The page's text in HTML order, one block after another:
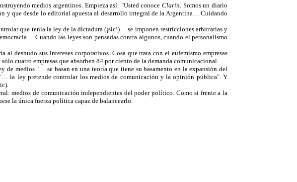
medios argentinos. Empieza así: "Usted conoceClarín. Somos un diario
y que desde lo editorial apuesta al desarrollo integral de la Argentina… Cuidando
que tenía la ley de la dictadura (¡sic!)… se imponen restricciones arbitrarias y
Cuando las leyes son pensadas contra algunos, cuando el personalismo
desnudo sus intereses corporativos. Cosa que trata con el eufemismo empresas
cuatro empresas que absorben 84 por ciento de la demanda comunicacional.
medios "… se basan en una teoría que tiene su basamento en la expansión del
la ley pretende controlar los medios de comunicación y la opinión pública". Y
medios de comunicación independientes del poder político. Como si frente a la
la única fuerza política capaz de balancearlo.